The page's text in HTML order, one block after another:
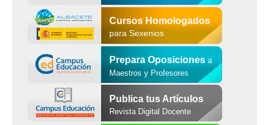
Cursos Homologados
para Sexenios
Prepara Oposiciones a
Maestros y Profesores
Publica tus Artículos
Revista Digital Docente